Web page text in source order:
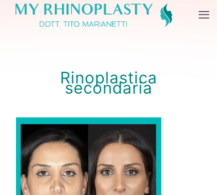
Rinoplastica
secondaria